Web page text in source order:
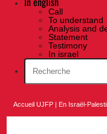
Call
To understand
Analysis and
Statement
Testimony
In israel
Accueil UJFP En Israël-